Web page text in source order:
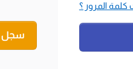
المرور ؟
سجل